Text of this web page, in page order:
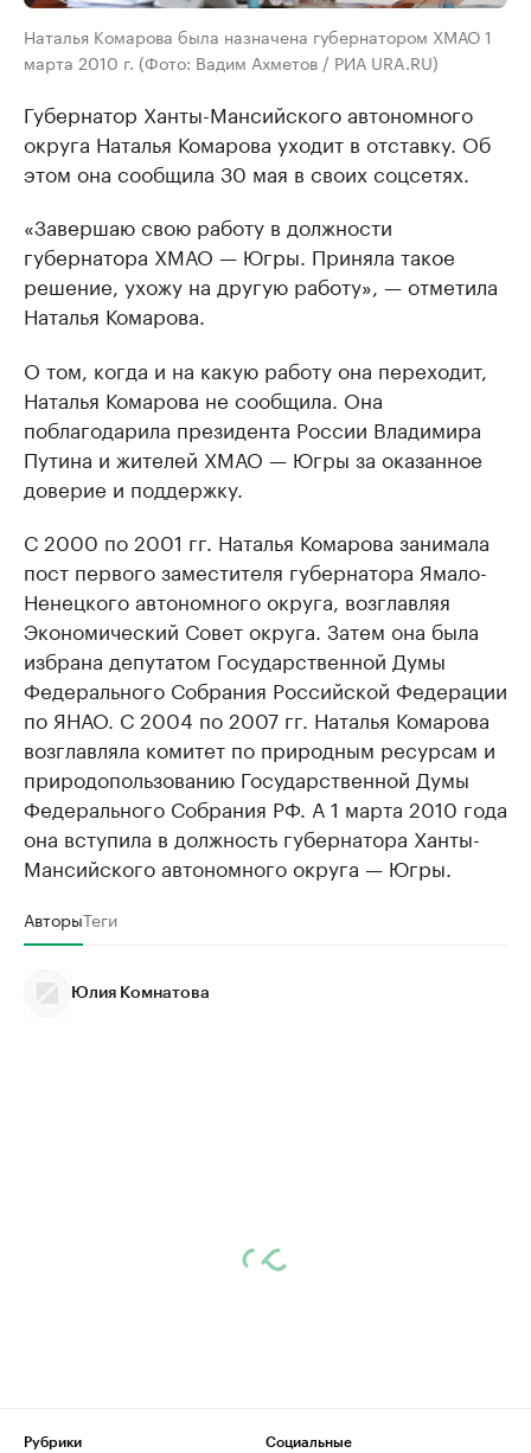
Наталья Комарова была назначена губернатором ХМАО 1
марта 2010 г. (Фото: Вадим Ахметов / РИА URA.RU)
Губернатор Ханты-Мансийского автономного
округа Наталья Комарова уходит в отставку. Об
этом она сообщила 30 мая в своих соцсетях.
«Завершаю свою работу в должности
губернатора ХМАО — Югры. Приняла такое
решение, ухожу на другую работу», — отметила
Наталья Комарова.
О том, когда и на какую работу она переходит,
Наталья Комарова не сообщила. Она
поблагодарила президента России Владимира
Путина и жителей ХМАО — Югры за оказанное
доверие и поддержку.
С 2000 по 2001 гг. Наталья Комарова занимала
пост первого заместителя губернатора Ямало-
Ненецкого автономного округа, возглавляя
Экономический Совет округа. Затем она была
избрана депутатом Государственной Думы
Федерального Собрания Российской Федерации
по ЯНАО. С 2004 по 2007 гг. Наталья Комарова
возглавляла комитет по природным ресурсам и
природопользованию Государственной Думы
Федерального Собрания РФ. А 1 марта 2010 года
она вступила в должность губернатора Ханты-
Мансийского автономного округа — Югры.
АвторыТеги
Юлия Комнатова
Рубрики
Социальные